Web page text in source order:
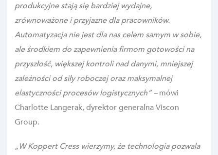
produkcyjne stają się bardziej wydajne,
zrównoważone i przyjazne dla pracowników.
Automatyzacja nie jest dla nas celem samym w sobie,
ale środkiem do zapewnienia firmom gotowości na
przyszłość, większej kontroli nad danymi, mniejszej
zależności od siły roboczej oraz maksymalnej
elastyczności procesów logistycznych” –mówi
Charlotte Langerak, dyrektor generalna Viscon
Group.
„W Koppert Cress wierzymy, że technologia pozwala